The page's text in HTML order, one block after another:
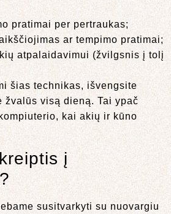
pratimai per pertraukas;
ar tempimo pratimai;
atpalaidavimui (žvilgsnis į tolį
šias technikas, išvengsite
žvalūs visą dieną. Tai ypač
kai akių ir kūno
į
susitvarkyti su nuovargiu